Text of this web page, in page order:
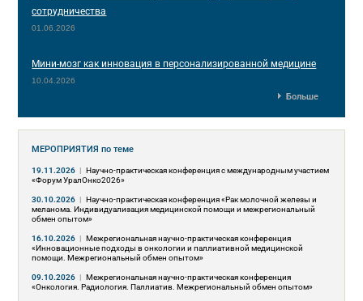
сотрудничества
01.06.2026
Мини-мозг как инновация в персонализированной медицине
10.04.2026
Больше
МЕРОПРИЯТИЯпо теме
19.11.2026 | Научно-практическая конференция с международным участием
«Форум УралОнко2026»
30.10.2026 | Научно-практическая конференция «Рак молочной железы и
меланома. Индивидуализация медицинской помощи и межрегиональный
обмен опытом»
16.10.2026 | Межрегиональная научно-практическая конференция
«Инновационные подходы в онкологии и паллиативной медицинской
помощи. Межрегиональный обмен опытом»
09.10.2026 | Межрегиональная научно-практическая конференция
«Онкология. Радиология. Паллиатив. Межрегиональный обмен опытом»